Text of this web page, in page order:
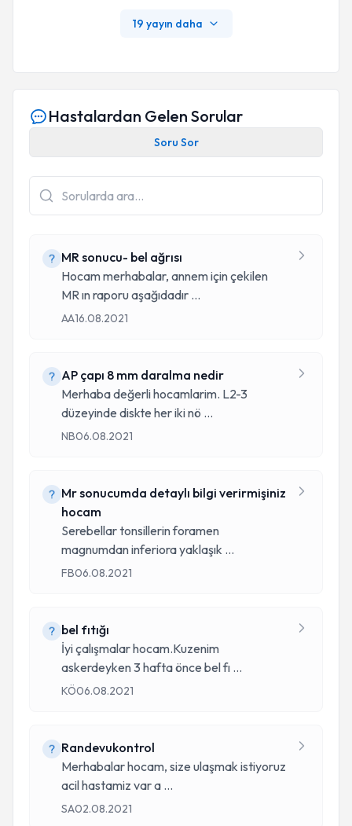
Journal Of Perianesthesia Nursing , Cilt.40, Sa.1, Ss.
19 yayın daha
Hastalardan Gelen Sorular
Soru Sor
MR sonucu- bel ağrısı
Hocam merhabalar, annem için çekilen
MR ın raporu aşağıdadır ...
AA16.08.2021
AP çapı 8 mm daralma nedir
Merhaba değerli hocamlarim. L2-3
düzeyinde diskte her iki nö ...
NB06.08.2021
Mr sonucumda detaylı bilgi verirmişiniz
hocam
Serebellar tonsillerin foramen
magnumdan inferiora yaklaşık ...
FB06.08.2021
bel fıtığı
İyi çalışmalar hocam.Kuzenim
askerdeyken 3 hafta önce bel fı ...
KÖ06.08.2021
Randevukontrol
Merhabalar hocam, size ulaşmak istiyoruz
acil hastamiz var a ...
SA02.08.2021